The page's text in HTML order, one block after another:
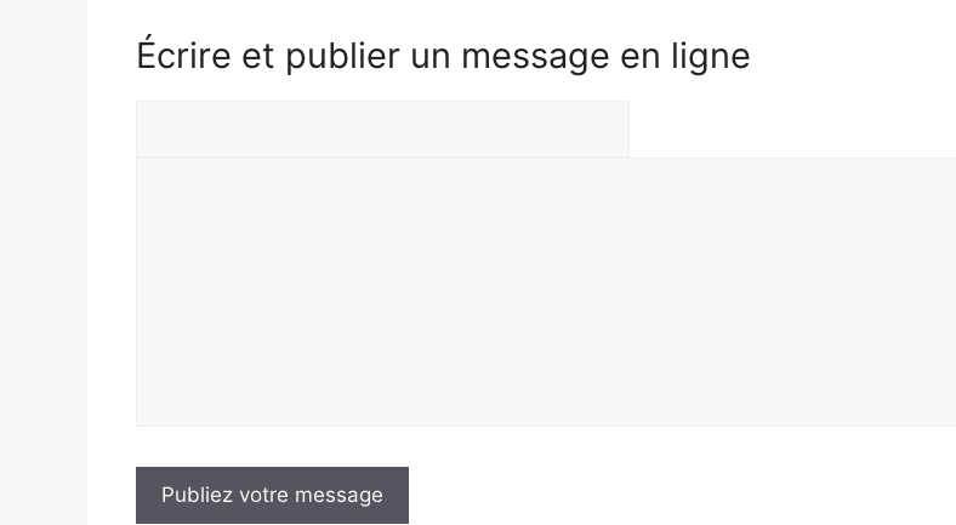
Écrire et publier un message en ligne